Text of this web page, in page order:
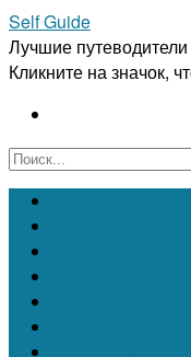
Self Guide
Лучшие
Кликните на значок,